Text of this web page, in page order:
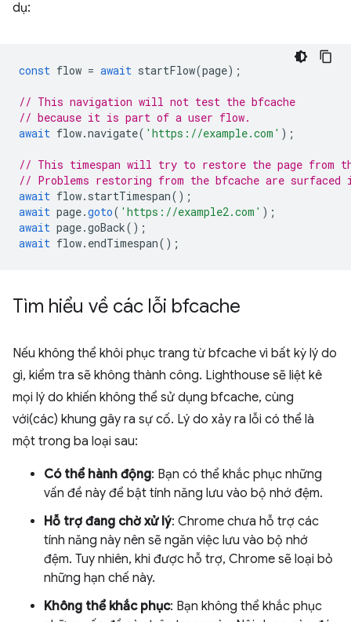
dụ:
const flow = await startFlow(page);
// This navigation will not test the bfcache
// because it is part of a user flow.
await flow.navigate( 'https://example.com' );
// This timespan will try to restore the page from
// Problems restoring from the bfcache are
await flow. startTimespan();
await page.goto( 'https://example2.com' );
await page.goBack();
await flow. endTimespan();
Tìm hiểu về các lỗi bfcache
Nếu không thể khôi phục trang từ bfcache vì bất kỳ lý do
gì, kiểm tra sẽ không thành công. Lighthouse sẽ liệt kê
mọi lý do khiến không thể sử dụng bfcache, cùng
với(các) khung gây ra sự cố. Lý do xảy ra lỗi có thể là
một trong ba loại sau:
Có thể hành động: Bạn có thể khắc phục những
vấn đề này để bật tính năng lưu vào bộ nhớ đệm.
Hỗ trợ đang chờ xử lý: Chrome chưa hỗ trợ các
tính năng này nên sẽ ngăn việc lưu vào bộ nhớ
đệm. Tuy nhiên, khi được hỗ trợ, Chrome sẽ loại bỏ
những hạn chế này.
Không thể khắc phục: Bạn không thể khắc phục